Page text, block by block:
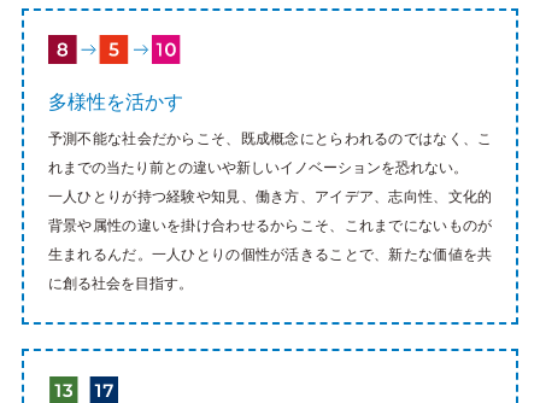
多様性を活かす
予測不能な社会だからこそ、既成概念にとらわれるのではなく、こ
れまでの当たり前との違いや新しいイノベーションを恐れない。
一人ひとりが持つ経験や知見、働き方、アイデア、志向性、文化的
背景や属性の違いを掛け合わせるからこそ、これまでにないものが
生まれるんだ。一人ひとりの個性が活きることで、新たな価値を共
に創る社会を目指す。